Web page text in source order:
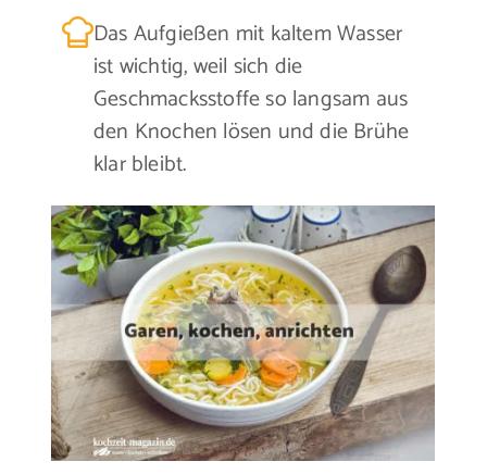
Das Aufgießen mit kaltem Wasser
ist wichtig, weil sich die
Geschmacksstoffe so langsam aus
den Knochen lösen und die Brühe
klar bleibt.